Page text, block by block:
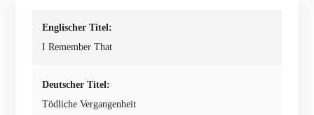
Englischer Titel:
I Remember That
Deutscher Titel:
Tödliche Vergangenheit